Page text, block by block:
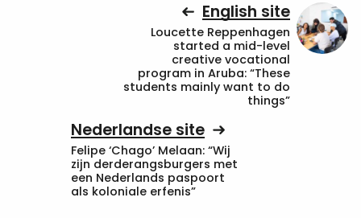
English site
Loucette Reppenhagen
started a mid-level
creative vocational
program in Aruba: “These
students mainly want to do
things”
Nederlandse site
Felipe ‘Chago’ Melaan: “Wij
zijn derderangsburgers met
een Nederlands paspoort
als koloniale erfenis”